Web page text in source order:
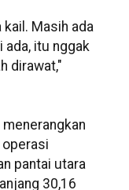
Masih ada
ada, itu nggak
dirawat,"
operasi
pantai utara
30,16